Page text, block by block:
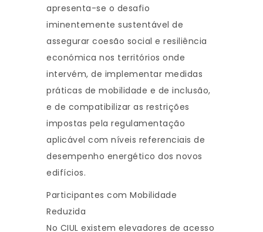
apresenta-se o desafio
iminentemente sustentável de
assegurar coesão social e resiliência
económica nos territórios onde
intervém, de implementar medidas
práticas de mobilidade e de inclusão,
e de compatibilizar as restrições
impostas pela regulamentação
aplicável com níveis referenciais de
desempenho energético dos novos
edifícios.
Participantes com Mobilidade
Reduzida
No CIUL existem elevadores de acesso